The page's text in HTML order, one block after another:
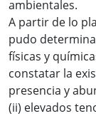
ambientales.
A partir de lo
pudo
físicas y
constatar la
presencia y
(ii) elevados